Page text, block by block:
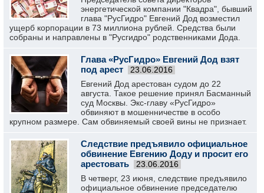
энергетической компании "Квадра", бывший
глава "РусГидро" Евгений Дод возместил
ущерб корпорации в 73 миллиона рублей. Средства были
собраны и направлены в "Русгидро" родственниками Дода.
Глава «РусГидро» Евгений Дод взят
под арест
23.06.2016
Евгений Дод арестован судом до 22
августа. Такое решение принял Басманный
суд Москвы. Экс-главу «РусГидро»
обвиняют в мошенничестве в особо
крупном размере. Сам обвиняемый своей вины не признает.
Следствие предъявило официальное
обвинение Евгению Доду и просит его
арестовать
23.06.2016
В четверг, 23 июня, следствие предъявило
официальное обвинение председателю